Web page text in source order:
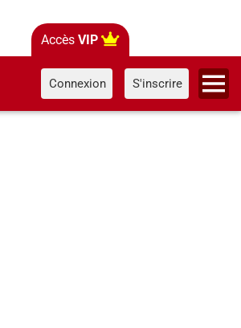
Accès VIP
Connexion S'inscrire